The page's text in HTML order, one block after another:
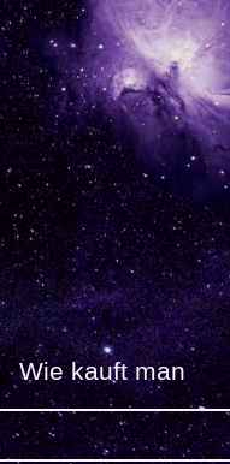
Wie kauft man